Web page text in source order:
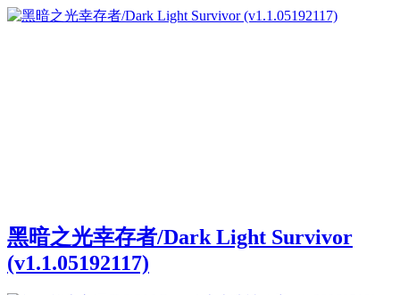
黑暗之光幸存者/Dark Light Survivor
(v1.1.05192117)